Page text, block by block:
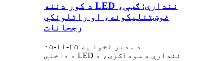
د کور دننه LED نندارې: ګټې،
غوښتنلیکونه، او راتلونکي
رجحانات
د مدیر لخوا په ۲۵-۱۱-۰۵
د داخلي LED نندارې د سوداګرۍ، د